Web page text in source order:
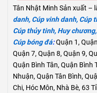
Tân Nhật Minh Sản xuất –
danh, Cúp vinh danh, Cúp
Cúp thủy tinh, Huy chương,
Cúp bóng đá:Quận 1,
Quận 7, Quận 8, Quận 9,
Quận Bình Tân, Quận Bình
Nhuận, Quận Tân Bình,
Chi, Hóc Môn, Nhà Bè, 63